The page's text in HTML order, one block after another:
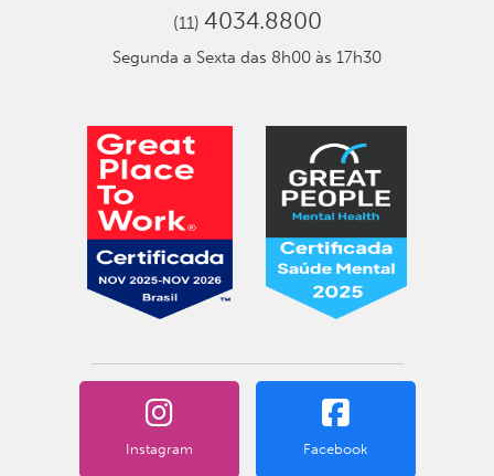
(11) 4034.8800
Segunda a Sexta das 8h00 às 17h30
Instagram Facebook